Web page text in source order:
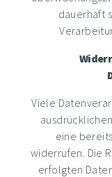
dauerhaft
Viele
eine
widerrufen. Die
erfolgten